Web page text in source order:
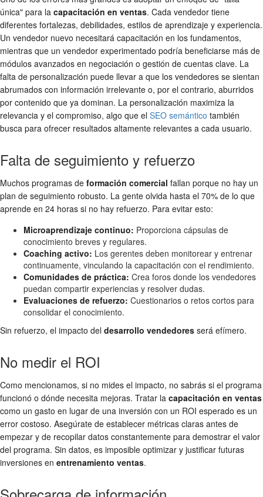
única" para la capacitación en ventas. Cada vendedor tiene
diferentes fortalezas, debilidades, estilos de aprendizaje y experiencia.
Un vendedor nuevo necesitará capacitación en los fundamentos,
mientras que un vendedor experimentado podría beneficiarse más de
módulos avanzados en negociación o gestión de cuentas clave. La
falta de personalización puede llevar a que los vendedores se sientan
abrumados con información irrelevante o, por el contrario, aburridos
por contenido que ya dominan. La personalización maximiza la
relevancia y el compromiso, algo que el SEO semántico también
busca para ofrecer resultados altamente relevantes a cada usuario.
Falta de seguimiento y refuerzo
Muchos programas de formación comercial fallan porque no hay un
plan de seguimiento robusto. La gente olvida hasta el 70% de lo que
aprende en 24 horas si no hay refuerzo. Para evitar esto:
Microaprendizaje continuo: Proporciona cápsulas de
conocimiento breves y regulares.
Coaching activo: Los gerentes deben monitorear y entrenar
continuamente, vinculando la capacitación con el rendimiento.
Comunidades de práctica: Crea foros donde los vendedores
puedan compartir experiencias y resolver dudas.
Evaluaciones de refuerzo: Cuestionarios o retos cortos para
consolidar el conocimiento.
Sin refuerzo, el impacto del desarrollo vendedores será efímero.
No medir el ROI
Como mencionamos, si no mides el impacto, no sabrás si el programa
funcionó o dónde necesita mejoras. Tratar la capacitación en ventas
como un gasto en lugar de una inversión con un ROI esperado es un
error costoso. Asegúrate de establecer métricas claras antes de
empezar y de recopilar datos constantemente para demostrar el valor
del programa. Sin datos, es imposible optimizar y justificar futuras
inversiones en entrenamiento ventas.